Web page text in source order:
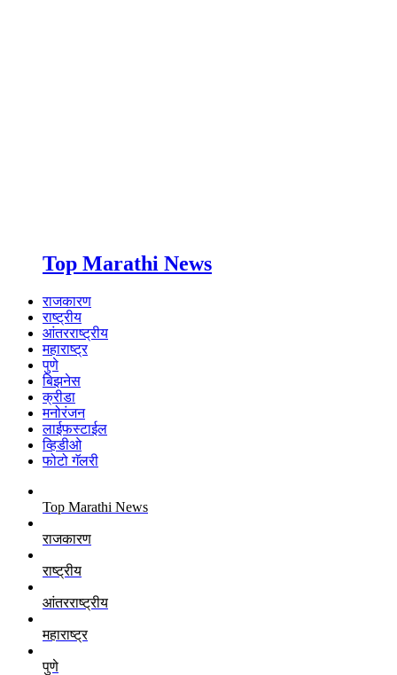
Top Marathi News
राजकारण
राष्ट्रीय
आंतरराष्ट्रीय
महाराष्ट्र
पुणे
बिझनेस
क्रीडा
मनोरंजन
लाईफस्टाईल
व्हिडीओ
फोटो गॅलरी
Top Marathi News
राजकारण
राष्ट्रीय
आंतरराष्ट्रीय
महाराष्ट्र
पुणे